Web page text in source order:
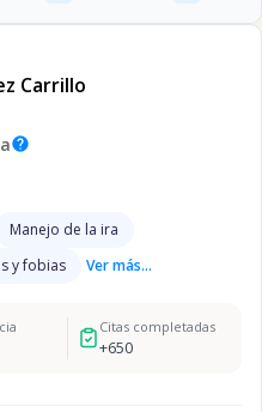
Carrillo
help
Manejo de la ira
y fobias Ver más...
Citas completadas
+650